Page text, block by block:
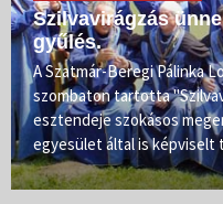
Szilvavirágzás
gyűlés.
A Szatmár-Beregi Pálinka
szombaton tartotta
esztendeje szokásos
egyesület által is képviselt